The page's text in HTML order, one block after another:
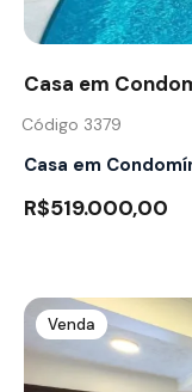
Casa em
Código 3379
Casa em
R$519.000,00
Venda